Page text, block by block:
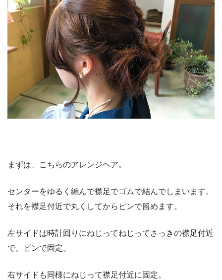
まずは、こちらのアレンジヘア。
センターをゆるく編んで襟足でゴムで結んでしまいます。
それを襟足付近で丸くしてからピンで留めます。
左サイドは時計回りにねじってねじってさっきの襟足付近
で、ピンで固定。
右サイドも同様にねじって襟足付近に固定。